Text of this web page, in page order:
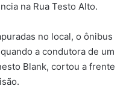
na Rua Testo Alto.
no local, o ônibus
a condutora de um
Blank, cortou a frente